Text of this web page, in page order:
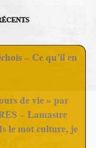
– Ce qu’il en
de vie » par
– Lamastre
le mot culture, je